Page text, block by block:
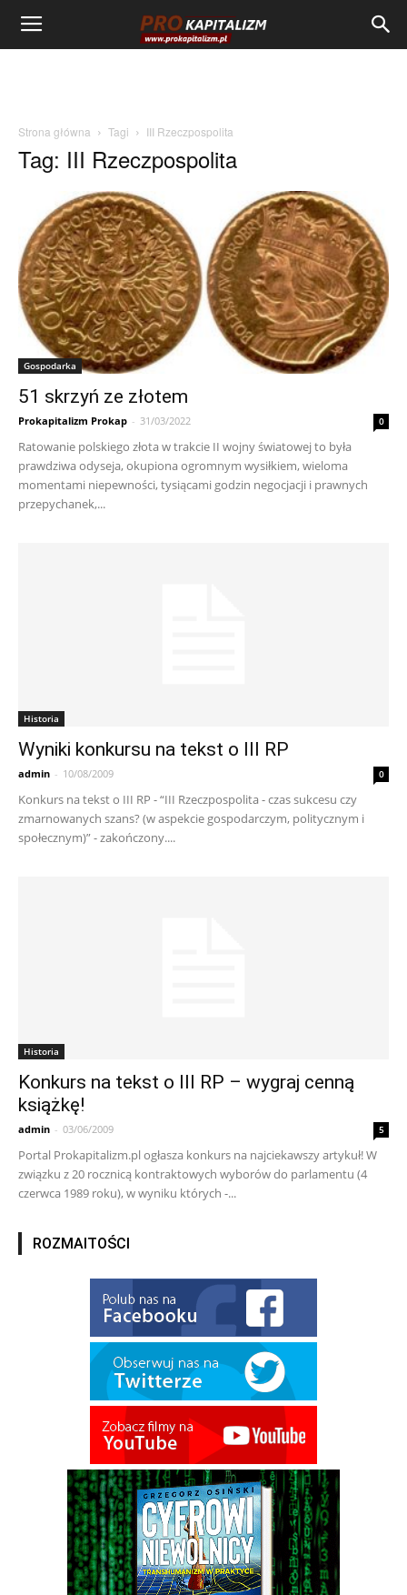
Strona główna Tagi III Rzeczpospolita
Tag: III Rzeczpospolita
Gospodarka
51 skrzyń ze złotem
Prokapitalizm Prokap - 31/03/2022 0
Ratowanie polskiego złota w trakcie II wojny światowej to była
prawdziwa odyseja, okupiona ogromnym wysiłkiem, wieloma
momentami niepewności, tysiącami godzin negocjacji i prawnych
przepychanek,...
Historia
Wyniki konkursu na tekst o III RP
admin - 10/08/2009 0
Konkurs na tekst o III RP - “III Rzeczpospolita - czas sukcesu czy
zmarnowanych szans? (w aspekcie gospodarczym, politycznym i
społecznym)” - zakończony....
Historia
Konkurs na tekst o III RP – wygraj cenną
książkę!
admin - 03/06/2009 5
Portal Prokapitalizm.pl ogłasza konkurs na najciekawszy artykuł! W
związku z 20 rocznicą kontraktowych wyborów do parlamentu (4
czerwca 1989 roku), w wyniku których -...
ROZMAITOŚCI